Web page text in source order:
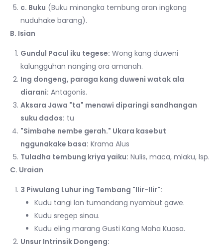
c. Buku (Buku minangka tembung aran ingkang
nuduhake barang).
B. Isian
Gundul Pacul iku tegese: Wong kang duweni
kalungguhan nanging ora amanah.
Ing dongeng, paraga kang duweni watak ala
diarani: Antagonis.
Aksara Jawa "ta" menawi diparingi sandhangan
suku dados: tu
"Simbahe nembe gerah." Ukara kasebut
nggunakake basa: Krama Alus
Tuladha tembung kriya yaiku: Nulis, maca, mlaku, lsp.
C. Uraian
3 Piwulang Luhur ing Tembang "Ilir-Ilir":
Kudu tangi lan tumandang nyambut gawe.
Kudu sregep sinau.
Kudu eling marang Gusti Kang Maha Kuasa.
Unsur Intrinsik Dongeng: